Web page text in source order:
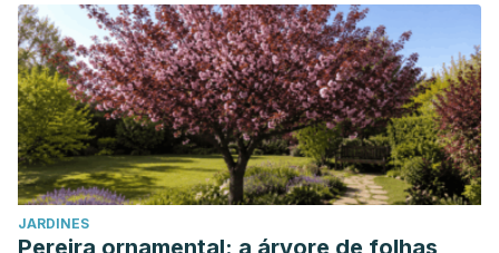
citrus fruits. Int J Mol Med. 2014 Jun;33(6):1643-51. doi:
10.3892/ijmm.2014.1720. Epub 2014 Mar 31. PMID:
24682420.
JARDINES
Pereira ornamental: a árvore de folhas